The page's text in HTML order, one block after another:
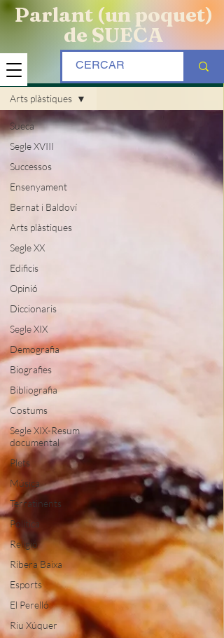
Parlant (un poquet)
de SUECA
BLOG
Sueca
Segle XVIII
Successos
Ensenyament
Bernat i Baldoví
Arts plàstiques
Segle XX
Edificis
Opinió
Diccionaris
Segle XIX
Demografia
Biografies
Bibliografia
Costums
Segle XIX-Resum
documental
Plets
Música
Terratinents
Política
Religió
Ribera Baixa
Esports
El Perelló
Riu Xúquer
Arts plàstiques